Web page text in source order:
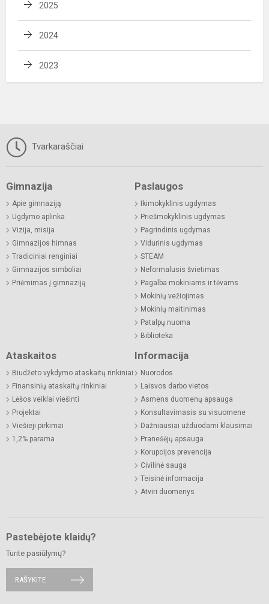
2025
2024
2023
Tvarkaraščiai
Gimnazija
Apie gimnaziją
Ugdymo aplinka
Vizija, misija
Gimnazijos himnas
Tradiciniai renginiai
Gimnazijos simboliai
Priėmimas į gimnaziją
Paslaugos
Ikimokyklinis ugdymas
Priešmokyklinis ugdymas
Pagrindinis ugdymas
Vidurinis ugdymas
STEAM
Neformalusis švietimas
Pagalba mokiniams ir tėvams
Mokinių vežiojimas
Mokinių maitinimas
Patalpų nuoma
Biblioteka
Ataskaitos
Biudžeto vykdymo ataskaitų rinkiniai
Finansinių ataskaitų rinkiniai
Lėšos veiklai viešinti
Projektai
Viešieji pirkimai
1,2% parama
Informacija
Nuorodos
Laisvos darbo vietos
Asmens duomenų apsauga
Konsultavimasis su visuomene
Dažniausiai užduodami klausimai
Pranešėjų apsauga
Korupcijos prevencija
Civilinė sauga
Teisinė informacija
Atviri duomenys
Pastebėjote klaidų?
Turite pasiūlymų?
RAŠYKITE